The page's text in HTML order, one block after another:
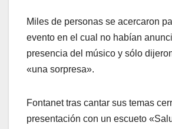
Miles de personas se acercaron
evento en el cual no habían
presencia del músico y sólo
«una sorpresa».
Fontanet tras cantar sus temas
presentación con un escueto